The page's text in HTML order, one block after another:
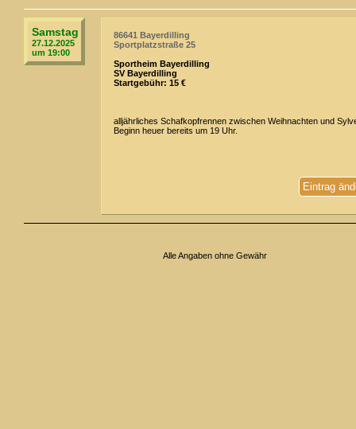
Samstag
27.12.2025
um 19:00
86641 Bayerdilling
Sportplatzstraße 25
Sportheim Bayerdilling
SV Bayerdilling
Startgebühr: 15 €
alljährliches Schafkopfrennen zwischen Weihnachten und
Beginn heuer bereits um 19 Uhr.
Eintrag
Alle Angaben ohne Gewähr